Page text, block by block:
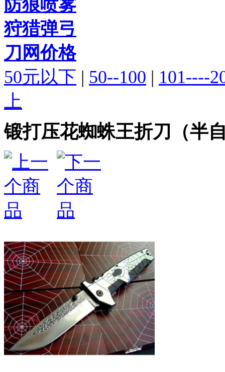
防狼喷雾
狩猎弹弓
刀网价格
50元以下 | 50--100 | 101----
上
锻打压花蜘蛛王折刀（半